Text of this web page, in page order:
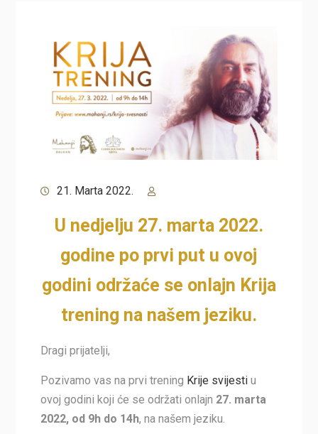
21. Marta 2022.
U nedjelju 27. marta 2022.
godine po prvi put u ovoj
godini održaće se onlajn Krija
trening na našem jeziku.
Dragi prijatelji,
Pozivamo vas na prvi trening Krije svijestiu
ovoj godini koji će se održati onlajn 27. marta
2022, od 9h do 14h, na našem jeziku.